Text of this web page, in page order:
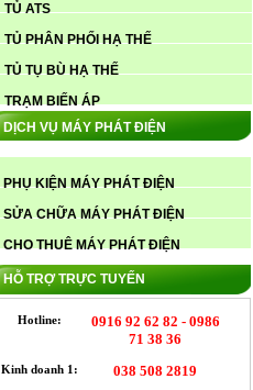
TỦ ATS
TỦ PHÂN PHỐI HẠ THẾ
TỦ TỤ BÙ HẠ THẾ
TRẠM BIẾN ÁP
DỊCH VỤ MÁY PHÁT ĐIỆN
PHỤ KIỆN MÁY PHÁT ĐIỆN
SỬA CHỮA MÁY PHÁT ĐIỆN
CHO THUÊ MÁY PHÁT ĐIỆN
HỖ TRỢ TRỰC TUYẾN
Hotline:
0916 92 62 82 - 0986
71 38 36
Kinh doanh 1: 038 508 2819
CUNG CẤP MÁY PHÁT ĐIỆN CUMMINS
350KVA CÁT BÀ HẢI PHÒNG